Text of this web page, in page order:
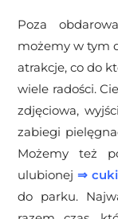
Poza
możemy w tym
atrakcje, co do
wiele radości.
zdjęciowa,
zabiegi
Możemy też
ulubionej⇒
do parku.